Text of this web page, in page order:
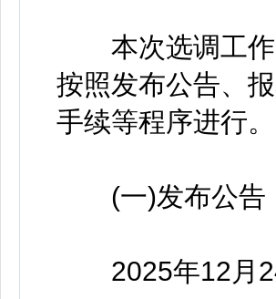
本次选调工作
按照发布公告、
手续等程序进行。
(一)发布公告
2025年12月24